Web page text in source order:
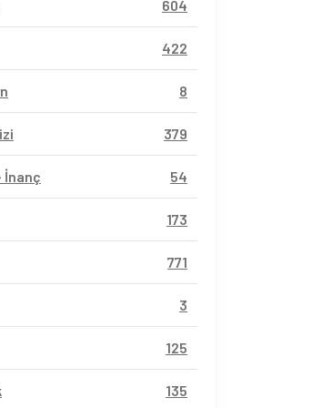
604
422
8
379
İnanç 54
173
771
3
125
135